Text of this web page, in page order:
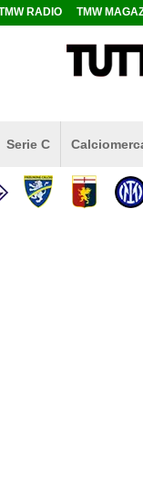
RADIO TMW
Serie C